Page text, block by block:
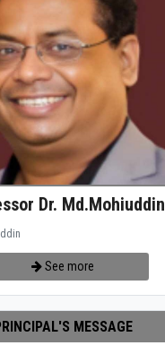
Dr. Md.Mohiuddin
See more
MESSAGE